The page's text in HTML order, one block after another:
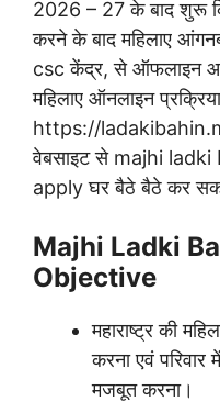
2026 – 27 के बाद शुरू
करने के बाद महिलाए
csc केंद्र, से ऑफलाइन
महिलाए ऑनलाइन
https://
वेबसाइट से majhi
apply घर बैठे बैठे कर
Majhi Ladki
Objective
महाराष्ट्र की
करना एवं परिवार
मजबूत करना।